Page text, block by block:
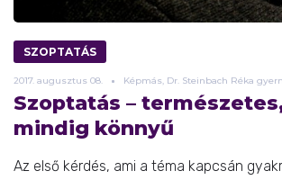
SZOPTATÁS
2017. augusztus 08. Képmás, Dr. Steinbach Réka
Szoptatás –
mindig könnyű
Az első kérdés, ami a téma kapcsán